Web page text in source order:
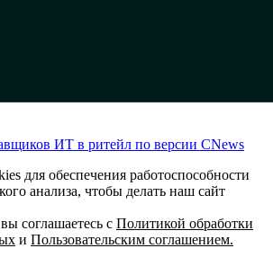
ИТ в ритейл по версии CNews
для обеспечения работоспособности
анализа, чтобы делать наш сайт
соглашаетесь с Политикой обработки
и Пользовательским соглашением.